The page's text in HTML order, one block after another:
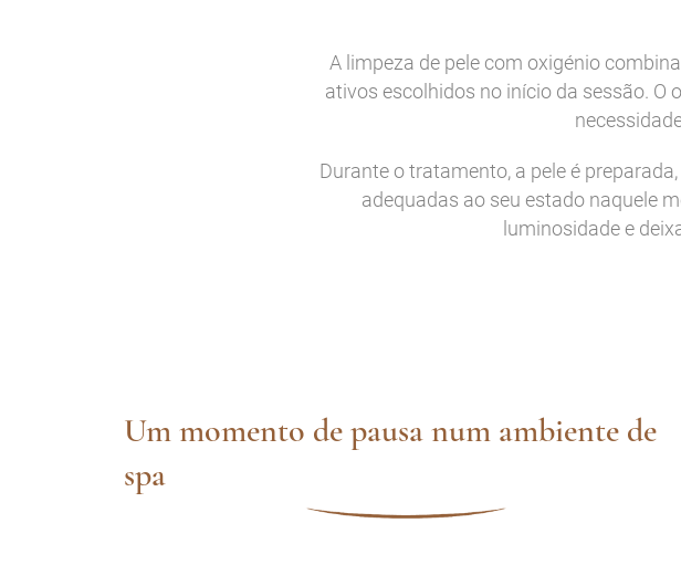
A limpeza de pele com oxigénio
ativos escolhidos no início da sessão. O
Durante o tratamento, a pele é
adequadas ao seu estado naquele
luminosidade e
Um momento de pausa num ambiente de
spa